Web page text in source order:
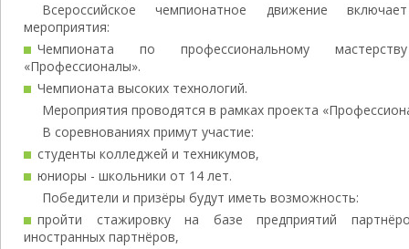
Всероссийское чемпионатное движение включает
мероприятия:
Чемпионата по профессиональному мастерству
«Профессионалы».
Чемпионата высоких технологий.
Мероприятия проводятся в рамках проекта
В соревнованиях примут участие:
студенты колледжей и техникумов,
юниоры - школьники от 14 лет.
Победители и призёры будут иметь возможность:
пройти стажировку на базе предприятий
иностранных партнёров,